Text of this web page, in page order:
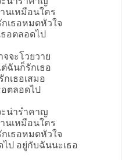
นเหมือนใคร
เธอหมดหัวใจ
อตลอดไป
จะโวยวาย
ต่ฉันก็รักเธอ
กเธอเสมอ
ตลอดไป
ะน่ารำคาญ
นเหมือนใคร
เธอหมดหัวใจ
ป อยู่กับฉันนะเธอ